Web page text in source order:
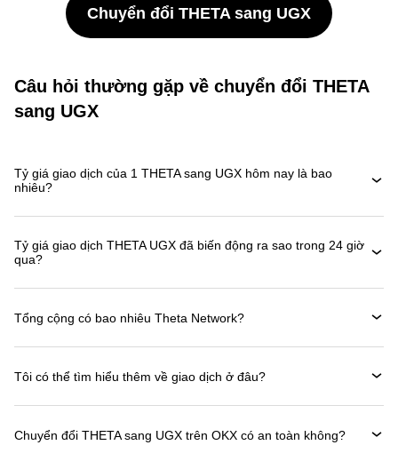
Chuyển đổi THETA sang UGX
Câu hỏi thường gặp về chuyển đổi THETA
sang UGX
Tỷ giá giao dịch của 1 THETA sang UGX hôm nay là bao
nhiêu?
Tỷ giá giao dịch THETA UGX đã biến động ra sao trong 24 giờ
qua?
Tổng cộng có bao nhiêu Theta Network?
Tôi có thể tìm hiểu thêm về giao dịch ở đâu?
Chuyển đổi THETA sang UGX trên OKX có an toàn không?